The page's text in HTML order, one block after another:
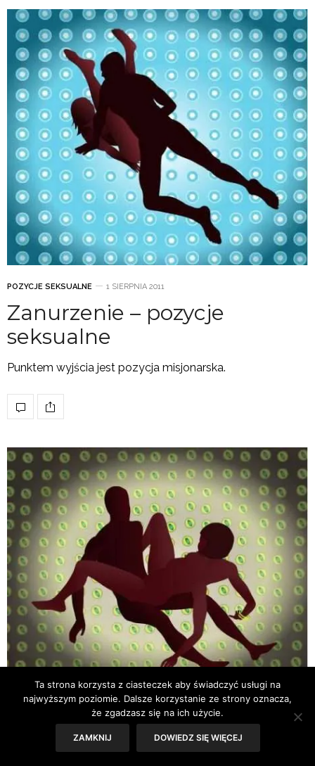
POZYCJE SEKSUALNE 1 SIERPNIA 2011
Zanurzenie – pozycje
seksualne
Punktem wyjścia jest pozycja misjonarska.
POZYCJE SEKSUALNE 1 SIERPNIA 2011
Zespolenie – pozycje
Ta strona korzysta z ciasteczek aby świadczyć usługi na
najwyższym poziomie. Dalsze korzystanie ze strony oznacza,
że zgadzasz się na ich użycie.
ZAMKNIJ DOWIEDZ SIĘ WIĘCEJ